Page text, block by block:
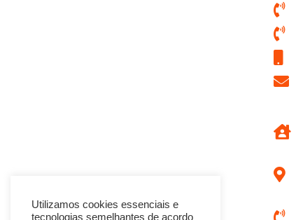
Utilizamos cookies essenciais e
tecnologias semelhantes de acordo